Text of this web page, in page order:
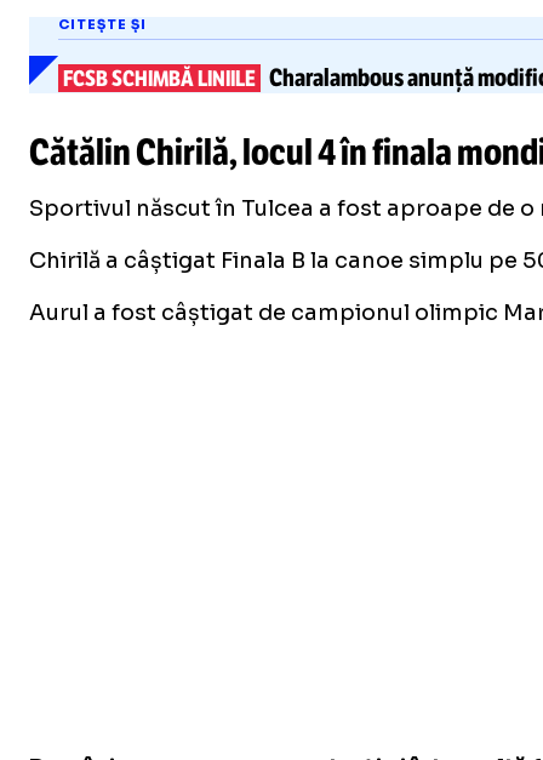
CITEȘTE ȘI
FCSB SCHIMBĂ LINIILE Charalambous anunță
Cătălin Chirilă, locul 4 în finala
Sportivul născut în Tulcea a fost aproape de
Chirilă a câștigat Finala B la canoe simplu pe
Aurul a fost câștigat de campionul olimpic